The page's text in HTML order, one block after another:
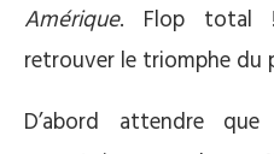
Amérique. Flop total !
retrouver le triomphe du
D’abord attendre